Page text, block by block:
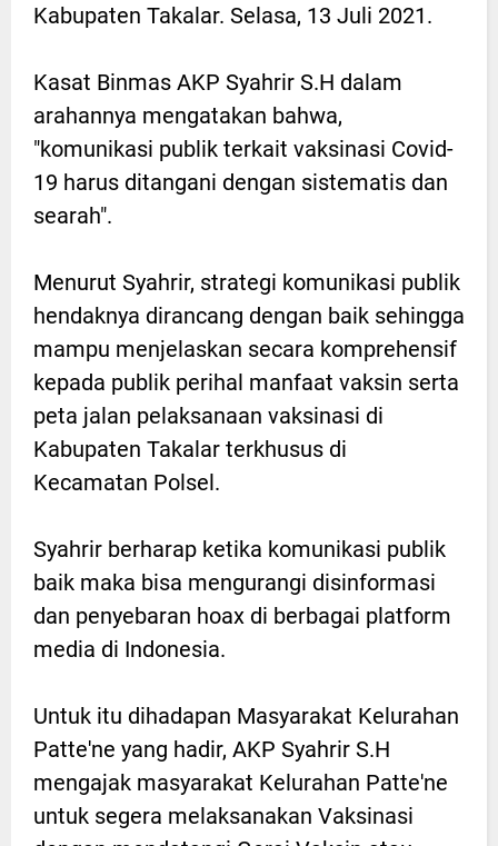
Kabupaten Takalar. Selasa, 13 Juli 2021.
Kasat Binmas AKP Syahrir S.H dalam
arahannya mengatakan bahwa,
"komunikasi publik terkait vaksinasi Covid-
19 harus ditangani dengan sistematis dan
searah".
Menurut Syahrir, strategi komunikasi publik
hendaknya dirancang dengan baik sehingga
mampu menjelaskan secara komprehensif
kepada publik perihal manfaat vaksin serta
peta jalan pelaksanaan vaksinasi di
Kabupaten Takalar terkhusus di
Kecamatan Polsel.
Syahrir berharap ketika komunikasi publik
baik maka bisa mengurangi disinformasi
dan penyebaran hoax di berbagai platform
media di Indonesia.
Untuk itu dihadapan Masyarakat Kelurahan
Patte'ne yang hadir, AKP Syahrir S.H
mengajak masyarakat Kelurahan Patte'ne
untuk segera melaksanakan Vaksinasi